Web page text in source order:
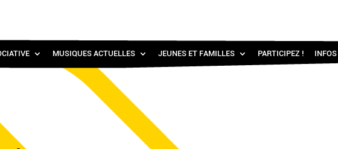
MUSIQUES ACTUELLES JEUNES ET FAMILLES PARTICIPEZ !